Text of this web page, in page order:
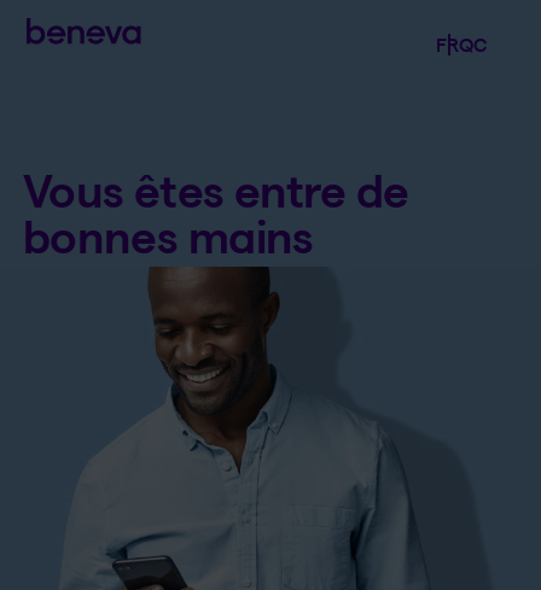
Ouvrir
Langue
FR.Province
QC.
Vous êtes entre de
bonnes mains